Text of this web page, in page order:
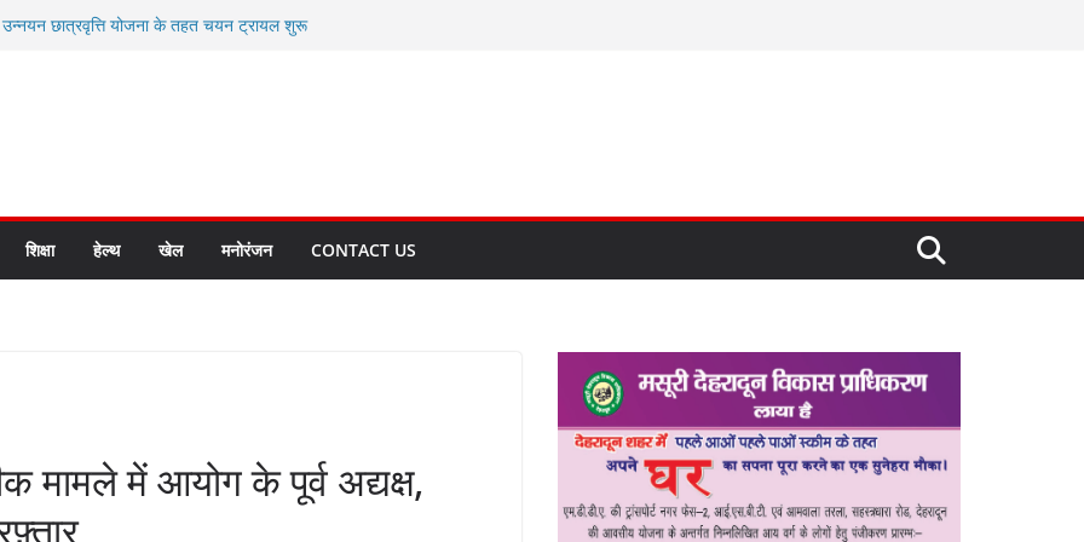
उन्नयन छात्रवृत्ति योजना के तहत चयन ट्रायल शुरू
के लिए अल्मोड़ा की गर्विता भाकुनी का
मित्र कैडेट्स का हुआ है चयन
सबसे बड़ी ताकत : मुख्यमंत्री पुष्कर सिंह धामी
बनाने के संकल्प को करना होगा साकार- मुख्यमंत्री
शिक्षा हेल्थ खेल मनोरंजन CONTACT US
मामले में आयोग के पूर्व अद्यक्ष,